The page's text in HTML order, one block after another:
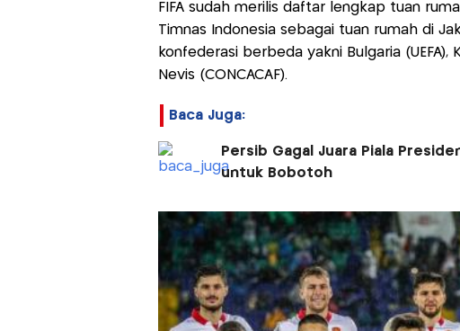
FIFA sudah merilis daftar lengkap tuan
Timnas Indonesia sebagai tuan rumah di
konfederasi berbeda yakni Bulgaria (UEFA),
Nevis (CONCACAF).
Baca Juga:
Persib Gagal Juara Piala
untuk Bobotoh